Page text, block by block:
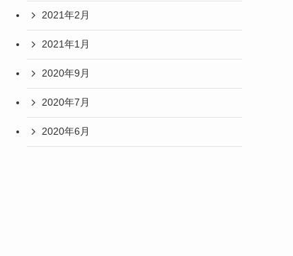
2021年2月
2021年1月
2020年9月
2020年7月
2020年6月